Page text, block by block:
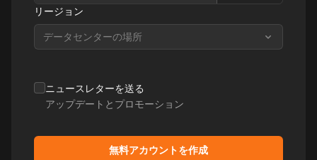
リージョン
データセンターの場所
ニュースレターを送る
アップデートとプロモーション
無料アカウントを作成